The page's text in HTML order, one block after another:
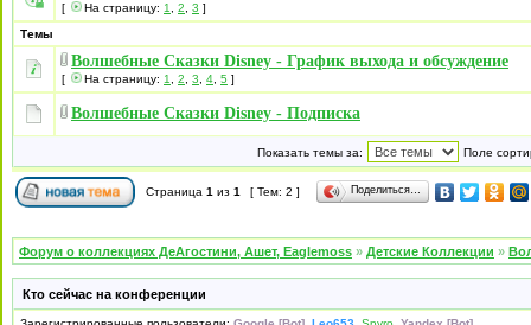
[ На страницу: 1 2 3 ]
Темы
Волшебные Сказки Disney - График выхода и обсуждение
[ На страницу: 1 2 3 4 5 ]
Волшебные Сказки Disney - Подписка
Показать темы за: Поле
Страница 1 из 1 [ Тем: 2 ] Поделиться…
Форум о коллекциях ДеАгостини, Ашет, Eaglemoss » Детские Коллекции »
Кто сейчас на конференции